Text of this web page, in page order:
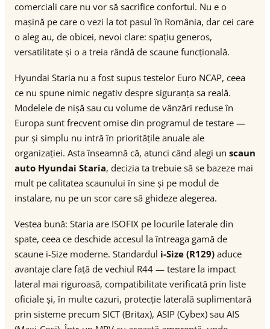
comerciali care nu vor să sacrifice confortul. Nu e o
mașină pe care o vezi la tot pasul în România, dar cei care
o aleg au, de obicei, nevoi clare: spațiu generos,
versatilitate și o a treia rândă de scaune funcțională.
Hyundai Staria nu a fost supus testelor Euro NCAP, ceea
ce nu spune nimic negativ despre siguranța sa reală.
Modelele de nișă sau cu volume de vânzări reduse în
Europa sunt frecvent omise din programul de testare —
pur și simplu nu intră în prioritățile anuale ale
organizației. Asta înseamnă că, atunci când alegi un scaun
auto Hyundai Staria, decizia ta trebuie să se bazeze mai
mult pe calitatea scaunului în sine și pe modul de
instalare, nu pe un scor care să ghideze alegerea.
Vestea bună: Staria are ISOFIX pe locurile laterale din
spate, ceea ce deschide accesul la întreaga gamă de
scaune i-Size moderne. Standardul i-Size (R129) aduce
avantaje clare față de vechiul R44 — testare la impact
lateral mai riguroasă, compatibilitate verificată prin liste
oficiale și, în multe cazuri, protecție laterală suplimentară
prin sisteme precum SICT (Britax), ASIP (Cybex) sau AIS